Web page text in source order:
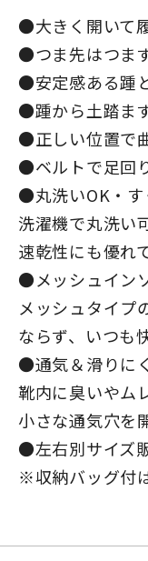
●大きく開いて
●つま先はつま
●安定感ある踵
●踵から土踏ま
●正しい位置で
●ベルトで足回
●丸洗いOK・す
洗濯機で丸洗い
速乾性にも優れ
●メッシュイン
メッシュタイプ
ならず、いつも
●通気＆滑りに
靴内に臭いやム
小さな通気穴を
●左右別サイズ
※収納バッグ付